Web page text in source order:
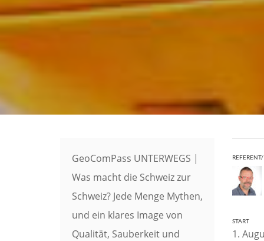
GeoComPass UNTERWEGS |
Was macht die Schweiz zur
Schweiz? Jede Menge Mythen,
und ein klares Image von
Qualität, Sauberkeit und
START
1.